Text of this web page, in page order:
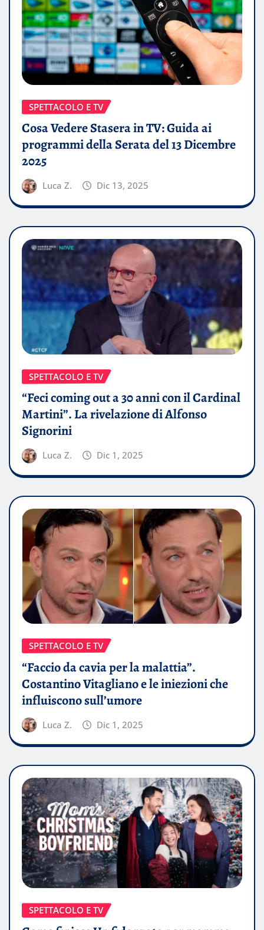
SPETTACOLO E TV
Cosa Vedere Stasera in TV: Guida ai
programmi della Serata del 13 Dicembre
2025
Luca Z. Dic 13, 2025
SPETTACOLO E TV
“Feci coming out a 30 anni con il Cardinal
Martini”. La rivelazione di Alfonso
Signorini
Luca Z. Dic 1, 2025
SPETTACOLO E TV
“Faccio da cavia per la malattia”.
Costantino Vitagliano e le iniezioni che
influiscono sull’umore
Luca Z. Dic 1, 2025
SPETTACOLO E TV